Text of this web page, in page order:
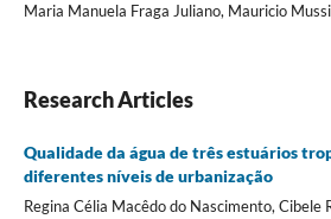
Maria Manuela Fraga Juliano, Mauricio
Research Articles
Qualidade da água de três estuários
diferentes níveis de urbanização
Regina Célia Macêdo do Nascimento, Cibele